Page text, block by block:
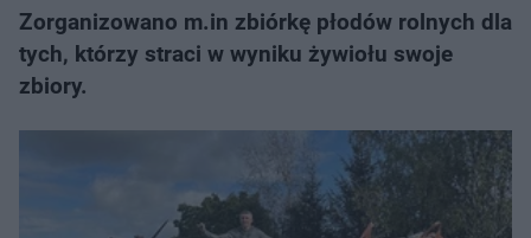
Zorganizowano m.in zbiórkę płodów rolnych dla
tych, którzy straci w wyniku żywiołu swoje
zbiory.